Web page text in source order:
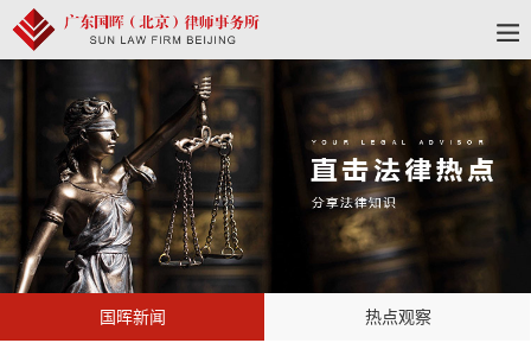
国晖新闻 热点观察